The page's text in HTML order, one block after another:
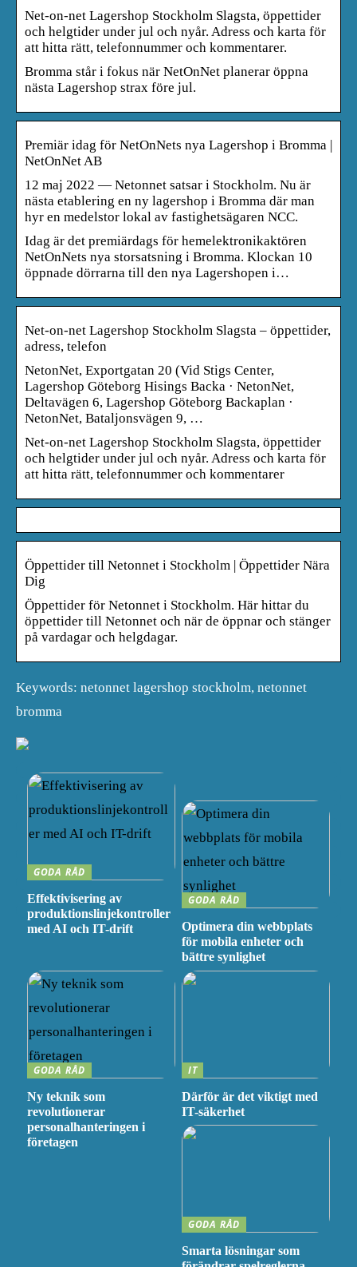
Net-on-net Lagershop Stockholm Slagsta, öppettider
och helgtider under jul och nyår. Adress och karta för
att hitta rätt, telefonnummer och kommentarer.
Bromma står i fokus när NetOnNet planerar öppna
nästa Lagershop strax före jul.
Premiär idag för NetOnNets nya Lagershop i Bromma |
NetOnNet AB
12 maj 2022 — Netonnet satsar i Stockholm. Nu är
nästa etablering en ny lagershop i Bromma där man
hyr en medelstor lokal av fastighetsägaren NCC.
Idag är det premiärdags för hemelektronikaktören
NetOnNets nya storsatsning i Bromma. Klockan 10
öppnade dörrarna till den nya Lagershopen i…
Net-on-net Lagershop Stockholm Slagsta – öppettider,
adress, telefon
NetonNet, Exportgatan 20 (Vid Stigs Center,
Lagershop Göteborg Hisings Backa · NetonNet,
Deltavägen 6, Lagershop Göteborg Backaplan ·
NetonNet, Bataljonsvägen 9, …
Net-on-net Lagershop Stockholm Slagsta, öppettider
och helgtider under jul och nyår. Adress och karta för
att hitta rätt, telefonnummer och kommentarer
Öppettider till Netonnet i Stockholm | Öppettider Nära
Dig
Öppettider för Netonnet i Stockholm. Här hittar du
öppettider till Netonnet och när de öppnar och stänger
på vardagar och helgdagar.
Keywords: netonnet lagershop stockholm, netonnet
bromma
GODA RÅD
Effektivisering av
produktionslinjekontroller
med AI och IT-drift
GODA RÅD
Optimera din webbplats
för mobila enheter och
bättre synlighet
GODA RÅD
Ny teknik som
revolutionerar
personalhanteringen i
företagen
IT
Därför är det viktigt med
IT-säkerhet
GODA RÅD
Smarta lösningar som